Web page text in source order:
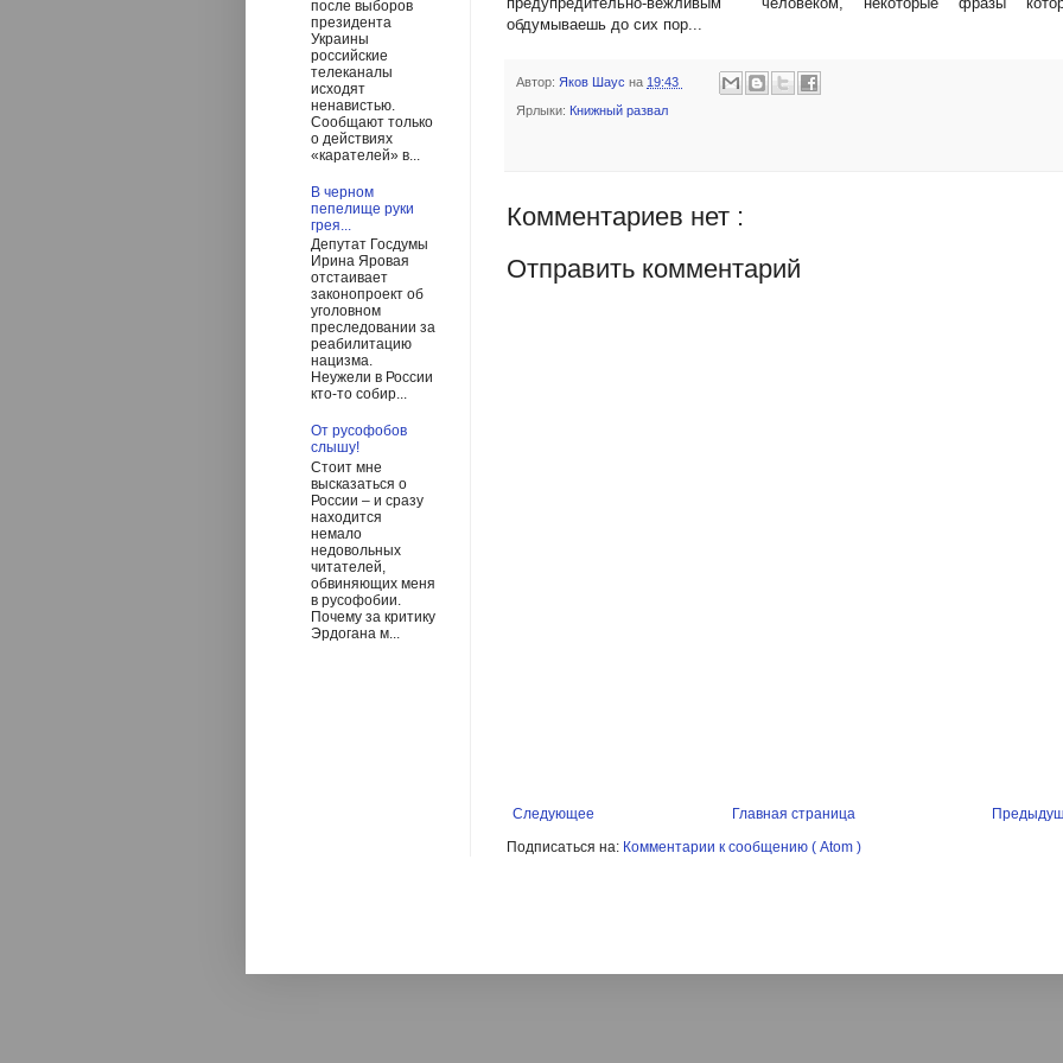
обдумываешь до сих пор...
Автор: Яков Шаус на 19:43
Ярлыки: Книжный развал
Комментариев нет :
Отправить комментарий
Следующее
Главная страница
Подписаться на: Комментарии к сообщению ( Atom )
после выборов
президента
Украины
российские
телеканалы
исходят
ненавистью.
Сообщают только
о действиях
«карателей» в...
В черном
пепелище руки
грея...
Депутат Госдумы
Ирина Яровая
отстаивает
законопроект об
уголовном
преследовании за
реабилитацию
нацизма.
Неужели в России
кто-то собир...
От русофобов
слышу!
Стоит мне
высказаться о
России – и сразу
находится
немало
недовольных
читателей,
обвиняющих меня
в русофобии.
Почему за критику
Эрдогана м...